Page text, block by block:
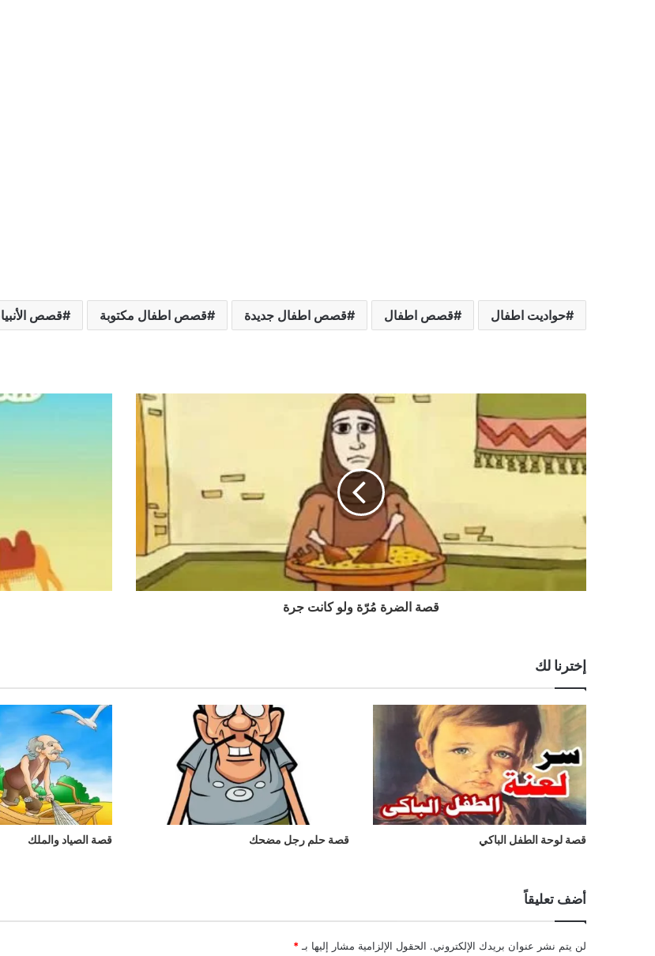
حواديت اطفال قصص اطفال قصص اطفال جديدة قصص اطفال مكتوبة قصص
قصة الضرة مُرّة ولو كانت جرة
إخترنا لك
قصة لوحة الطفل الباكي قصة حلم رجل مضحك قصة الصياد والملك
أضف تعليقاً
لن يتم نشر عنوان بريدك الإلكتروني. الحقول الإلزامية مشار إليها بـ *